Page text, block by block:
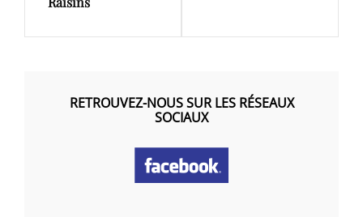
RETROUVEZ-NOUS SUR LES RÉSEAUX
SOCIAUX